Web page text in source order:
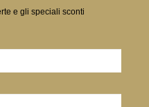
e gli speciali sconti